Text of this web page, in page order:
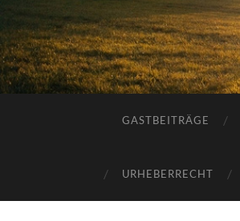
GASTBEITRÄGE
URHEBERRECHT